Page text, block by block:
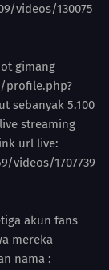
videos/130075
gimang
profile.php?
sebanyak 5.100
streaming
url live:
videos/1707739
akun fans
mereka
nama :